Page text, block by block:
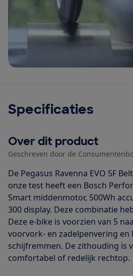
Specificaties
Over dit product
Geschreven door de
De Pegasus Ravenna EVO 5F
onze test heeft een Bosch
Smart middenmotor, 500Wh
300 display. Deze combinatie
Deze e-bike is voorzien van 5
voorvork- en zadelpenvering en
schijfremmen. De zithouding is
comfortabel of redelijk rechtop.